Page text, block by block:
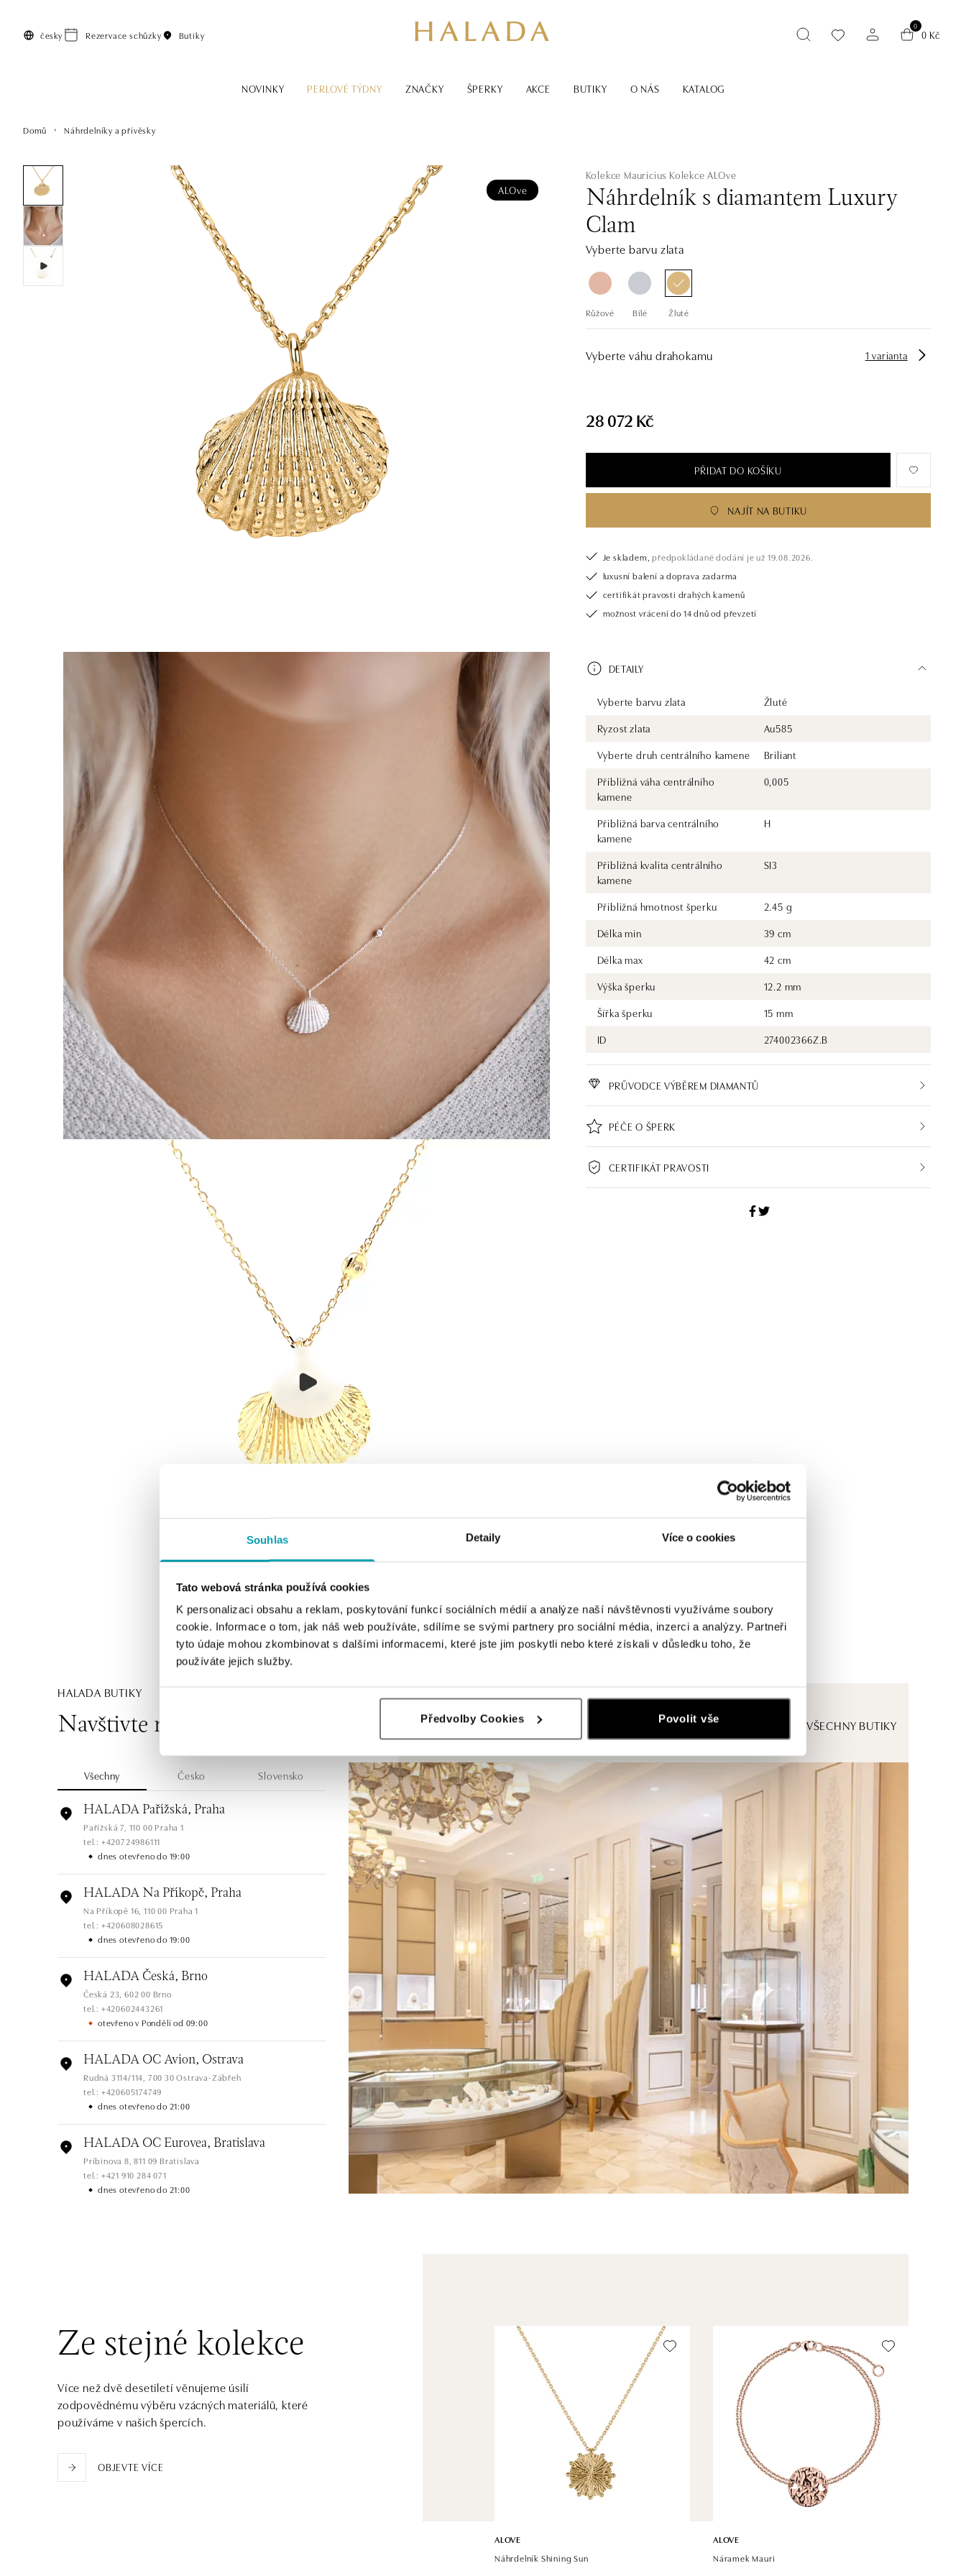
Souhlas Detaily Více o cookies
Tato webová stránka používá cookies
K personalizaci obsahu a reklam, poskytování funkcí sociálních médií a analýze naší návštěvnosti využíváme soubory
cookie. Informace o tom, jak náš web používáte, sdílíme se svými partnery pro sociální média, inzerci a analýzy. Partneři
tyto údaje mohou zkombinovat s dalšími informacemi, které jste jim poskytli nebo které získali v důsledku toho, že
používáte jejich služby.
Předvolby Cookies Povolit vše
česky Rezervace schůzky Butiky
0
0 Kč
NOVINKY PERLOVÉ TÝDNY ZNAČKY ŠPERKY AKCE BUTIKY O NÁS KATALOG
Domů Náhrdelníky a přívěsky
ALOve
Kolekce Mauricius Kolekce ALOve
Náhrdelník s diamantem Luxury
Clam
Vyberte barvu zlata
Růžové Bílé Žluté
Vyberte váhu drahokamu 1 varianta
28 072 Kč
PŘIDAT DO KOŠÍKU
NAJÍT NA BUTIKU
Je skladem, předpokládané dodání je už 19.08.2026.
luxusní balení a doprava zadarma
certifikát pravosti drahých kamenů
možnost vrácení do 14 dnů od převzetí
DETAILY
Vyberte barvu zlata
Žluté
Ryzost zlata
Au585
Vyberte druh centrálního kamene
Briliant
Přibližná váha centrálního
kamene
0,005
Přibližná barva centrálního
kamene
H
Přibližná kvalita centrálního
kamene
SI3
Přibližná hmotnost šperku
2.45 g
Délka min
39 cm
Délka max
42 cm
Výška šperku
12.2 mm
Šířka šperku
15 mm
ID
274002366Z.B
PRŮVODCE VÝBĚREM DIAMANTŮ
PÉČE O ŠPERK
CERTIFIKÁT PRAVOSTI
HALADA BUTIKY
Navštivte naše butiky ZOBRAZIT VŠECHNY BUTIKY
Všechny Česko Slovensko
HALADA Pařížská, Praha
Pařížská 7, 110 00 Praha 1
tel.: +420724986111
dnes otevřeno do 19:00
HALADA Na Příkopě, Praha
Na Příkopě 16, 110 00 Praha 1
tel.: +420608028615
dnes otevřeno do 19:00
HALADA Česká, Brno
Česká 23, 602 00 Brno
tel.: +420602443261
otevřeno v Pondělí od 09:00
HALADA OC Avion, Ostrava
Rudná 3114/114, 700 30 Ostrava-Zábřeh
tel.: +420605174749
dnes otevřeno do 21:00
HALADA OC Eurovea, Bratislava
Pribinova 8, 811 09 Bratislava
tel.: +421 910 284 071
dnes otevřeno do 21:00
Einsteinova 18, 851 01 Bratislava
tel.: +421 917 090 891
dnes otevřeno do 21:00
Ze stejné kolekce
Více než dvě desetiletí věnujeme úsilí
zodpovědnému výběru vzácných materiálů, které
používáme v našich špercích.
OBJEVTE VÍCE
ALOVE
Náhrdelník Shining Sun
ALOVE
Náramek Mauri